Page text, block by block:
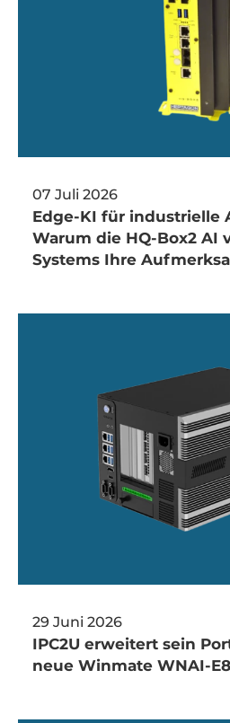
07 Juli 2026
Edge-KI für industrielle
Warum die HQ-Box2 AI
Systems Ihre
29 Juni 2026
IPC2U erweitert sein
neue Winmate WNAI-